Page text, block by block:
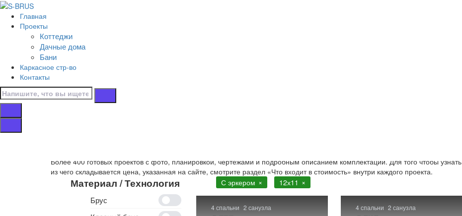
Перейти к контенту
Главная
Проекты
Коттеджи
Дачные дома
Бани
Каркасное стр-во
Контакты
Коттеджи
/
С эркером
/
Более 400 готовых проектов с фото, планировкой, чертежами и подробным описанием комплектации. Для того чтобы узнать
из чего складывается цена, указанная на сайте, смотрите раздел «Что входит в стоимость» внутри каждого проекта.
Материал / Технология
Брус
С эркером 12х11
4 спальни 2 санузла 4 спальни 2 санузла